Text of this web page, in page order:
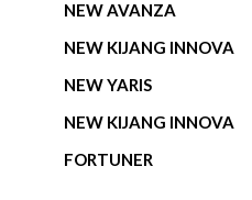
NEW AVANZA
NEW KIJANG INNOVA
NEW YARIS
NEW KIJANG INNOVA
FORTUNER